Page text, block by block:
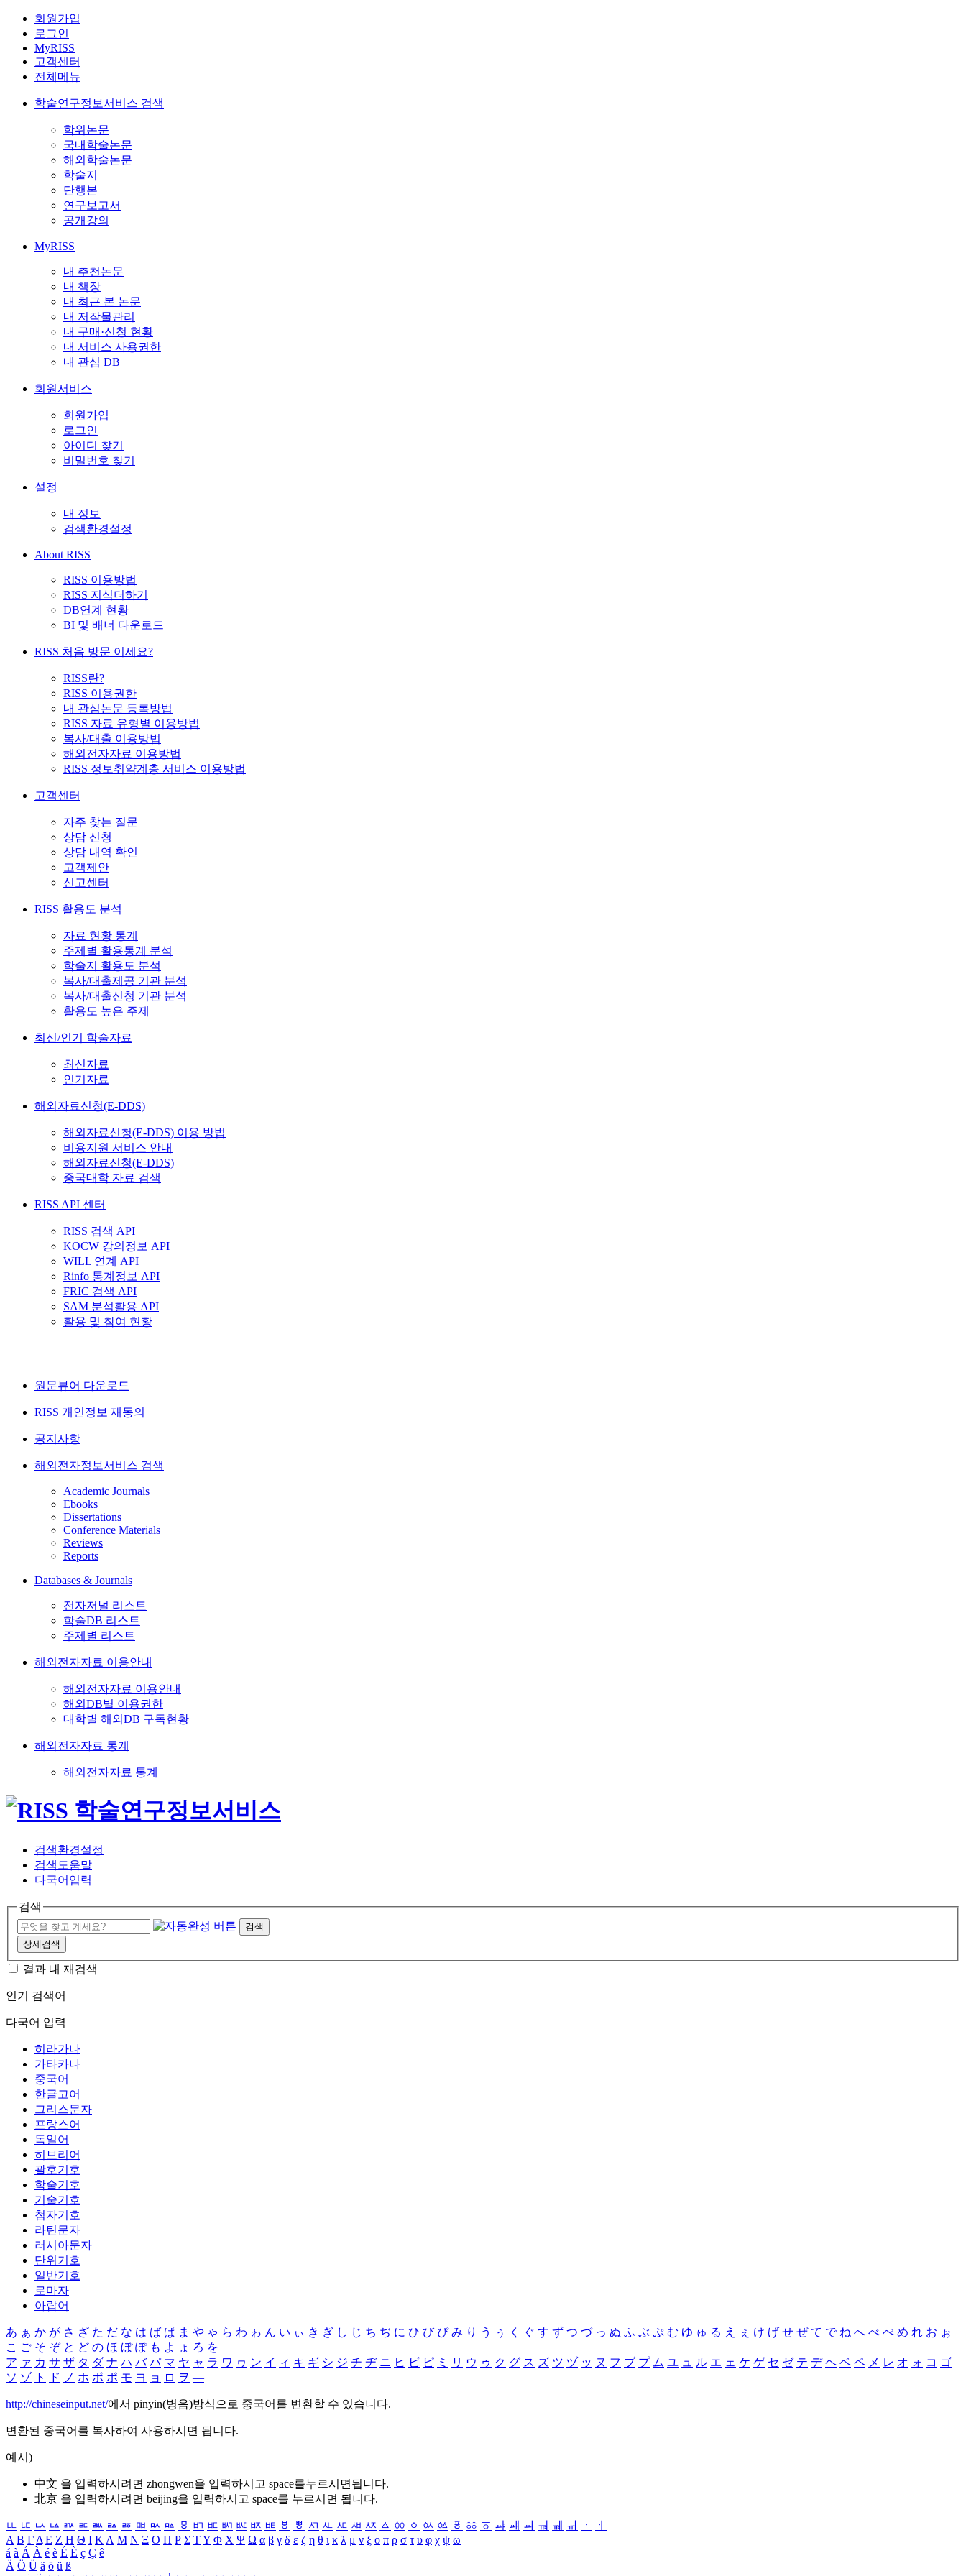
회원가입
로그인
MyRISS
고객센터
전체메뉴
학술연구정보서비스 검색
학위논문
국내학술논문
해외학술논문
학술지
단행본
연구보고서
공개강의
MyRISS
내 추천논문
내 책장
내 최근 본 논문
내 저작물관리
내 구매·신청 현황
내 서비스 사용권한
내 관심 DB
회원서비스
회원가입
로그인
아이디 찾기
비밀번호 찾기
설정
내 정보
검색환경설정
About RISS
RISS 이용방법
RISS 지식더하기
DB연계 현황
BI 및 배너 다운로드
RISS 처음 방문 이세요?
RISS란?
RISS 이용권한
내 관심논문 등록방법
RISS 자료 유형별 이용방법
복사/대출 이용방법
해외전자자료 이용방법
RISS 정보취약계층 서비스 이용방법
고객센터
자주 찾는 질문
상담 신청
상담 내역 확인
고객제안
신고센터
RISS 활용도 분석
자료 현황 통계
주제별 활용통계 분석
학술지 활용도 분석
복사/대출제공 기관 분석
복사/대출신청 기관 분석
활용도 높은 주제
최신/인기 학술자료
최신자료
인기자료
해외자료신청(E-DDS)
해외자료신청(E-DDS) 이용 방법
비용지원 서비스 안내
해외자료신청(E-DDS)
중국대학 자료 검색
RISS API 센터
RISS 검색 API
KOCW 강의정보 API
WILL 연계 API
Rinfo 통계정보 API
FRIC 검색 API
SAM 분석활용 API
활용 및 참여 현황
원문뷰어 다운로드
RISS 개인정보 재동의
공지사항
해외전자정보서비스 검색
Academic Journals
Ebooks
Dissertations
Conference Materials
Reviews
Reports
Databases & Journals
전자저널 리스트
학술DB 리스트
주제별 리스트
해외전자자료 이용안내
해외전자자료 이용안내
해외DB별 이용권한
대학별 해외DB 구독현황
해외전자자료 통계
해외전자자료 통계
검색환경설정
검색도움말
다국어입력
검색
검색
상세검색
결과 내 재검색
인기 검색어
다국어 입력
히라가나
가타카나
중국어
한글고어
그리스문자
프랑스어
독일어
히브리어
괄호기호
학술기호
기술기호
첨자기호
라틴문자
러시아문자
단위기호
일반기호
로마자
아랍어
あ ぁ か が さ ざ た だ な は ば ぱ ま や ゃ ら わ ゎ ん い ぃ き ぎ し じ ち ぢ に ひ び ぴ み り う ぅ く ぐ す ず つ づ っ ぬ ふ ぶ ぷ む ゆ ゅ る え ぇ け げ せ ぜ て で ね へ べ ぺ め れ お ぉ
こ ご そ ぞ と ど の ほ ぼ ぽ も よ ょ ろ を
ア ァ カ サ ザ タ ダ ナ ハ バ パ マ ヤ ャ ラ ワ ヮ ン イ ィ キ ギ シ ジ チ ヂ ニ ヒ ビ ピ ミ リ ウ ゥ ク グ ス ズ ツ ヅ ッ ヌ フ ブ プ ム ユ ュ ル エ ェ ケ ゲ セ ゼ テ デ ヘ ベ ペ メ レ オ ォ コ ゴ
ソ ゾ ト ド ノ ホ ボ ポ モ ヨ ョ ロ ヲ ―
http://chineseinput.net/에서 pinyin(병음)방식으로 중국어를 변환할 수 있습니다.
변환된 중국어를 복사하여 사용하시면 됩니다.
예시)
中文 을 입력하시려면 zhongwen을 입력하시고 space를누르시면됩니다.
北京 을 입력하시려면 beijing을 입력하시고 space를 누르시면 됩니다.
ㅥ ㅦ ㅧ ㅨ ㅩ ㅪ ㅫ ㅬ ㅭ ㅮ ㅯ ㅰ ㅱ ㅲ ㅳ ㅴ ㅵ ㅶ ㅷ ㅸ ㅹ ㅺ ㅻ ㅼ ㅽ ㅾ ㅿ ㆀ ㆁ ㆂ ㆃ ㆄ ㆅ ㆆ ㆇ ㆈ ㆉ ㆊ ㆋ ㆌ ㆍ
ㆎ
Α Β ΓΔ Ε Ζ Η Θ Ι ΚΛ Μ Ν Ξ Ο Π Ρ Σ ΤΥ Φ Χ Ψ Ω α β γ δ ε ζ η θ ι κ λ μ ν ξ ο π ρ σ τ υ φ χ ψ ω
á à Á À é è É È ç Ç ê
Ä Ö Ü ä ö ü ß